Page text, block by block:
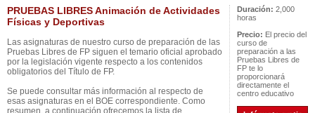
PRUEBAS LIBRES Animación de Actividades
Físicas y Deportivas
Las asignaturas de nuestro curso de preparación de las
Pruebas Libres de FP siguen el temario oficial aprobado
por la legislación vigente respecto a los contenidos
obligatorios del Título de FP.
Se puede consultar más información al respecto de
esas asignaturas en el BOE correspondiente. Como
resumen, a continuación ofrecemos la lista de
Duración: 2,000
horas
Precio: El precio del
curso de
preparación a las
Pruebas Libres de
FP te lo
proporcionará
directamente el
centro educativo